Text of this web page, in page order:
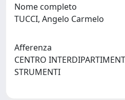
Nome completo
TUCCI, Angelo Carmelo
Afferenza
CENTRO
STRUMENTI